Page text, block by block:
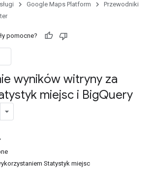
Google Maps Platform
Przewodniki
pomocne?
wyników witryny za
miejsc i BigQuery
Statystyk miejsc